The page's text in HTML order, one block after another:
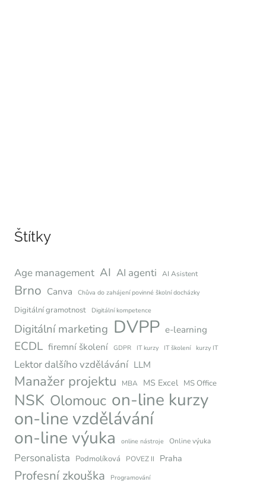
Štítky
Age management AI AI agenti AI Asistent
Brno Canva Chůva do zahájení povinné školní docházky
Digitální gramotnost Digitální kompetence
Digitální marketing DVPP e-learning
ECDL firemní školení GDPR IT kurzy IT školení kurzy IT
Lektor dalšího vzdělávání LLM
Manažer projektu MBA MS Excel MS Office
NSK Olomouc on-line kurzy
on-line vzdělávání
on-line výuka online nástroje Online výuka
Personalista Podmolíková POVEZ II Praha
Profesní zkouška Programování